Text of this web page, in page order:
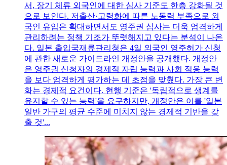
서, 장기 체류 외국인에 대한 심사 기준도 한층 강화될 것
으로 보인다. 저출산·고령화에 따른 노동력 부족으로 외
국인 유입은 확대하면서도 영주권 심사는 더욱 엄격하게
관리하려는 정책 기조가 뚜렷해지고 있다는 분석이 나온
다. 일본 출입국재류관리청은 4일 외국인 영주허가 신청
에 관한 새로운 가이드라인 개정안을 공개했다. 개정안
은 영주권 신청자의 경제적 자립 능력과 사회 적응 능력
을 보다 엄격하게 평가하는 데 초점을 맞췄다. 가장 큰 변
화는 경제적 요건이다. 현행 기준은 '독립적으로 생계를
유지할 수 있는 능력'을 요구하지만, 개정안은 이를 '일본
일반 가구의 평균 수준에 미치지 않는 경제적 기반을 갖
출 것'...